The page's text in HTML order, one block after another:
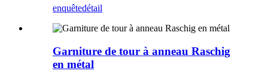
enquêtedétail
Garniture de tour à anneau Raschig
en métal